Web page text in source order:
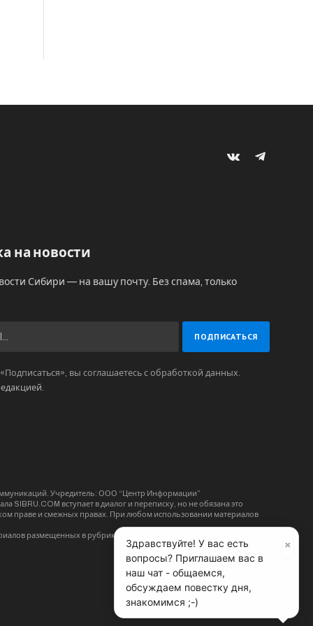
VKontakteTelegram
на новости
Сибири — на вашу почту. Без спама, только
вы соглашаетесь с обработкой данных.
.
Учредитель: ООО “Центр Информации”
SIBRU.COM вступает в диалог и переписку, но не обязана это
праве и смежных правах. При любом использовании материалов
размещенных в рубрике “Мнения” может не совпадать с
×
Здравствуйте! У вас есть
вопросы? Приглашаем вас в
наш чат - общаемся,
обсуждаем повестку дня,
знакомимся ;-)